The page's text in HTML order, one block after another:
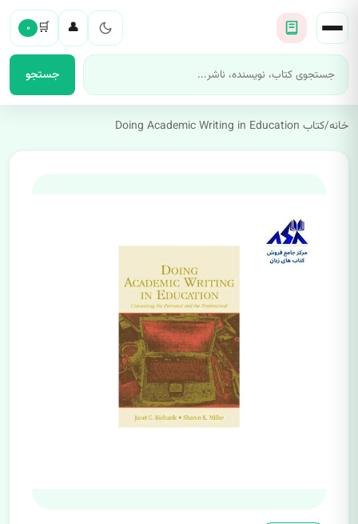
جستجو
👤
🛒 ۰
خانه/کتاب Doing Academic Writing in Education